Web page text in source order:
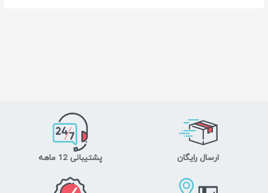
ارسال رایگان پشتیبانی 12 ماهه